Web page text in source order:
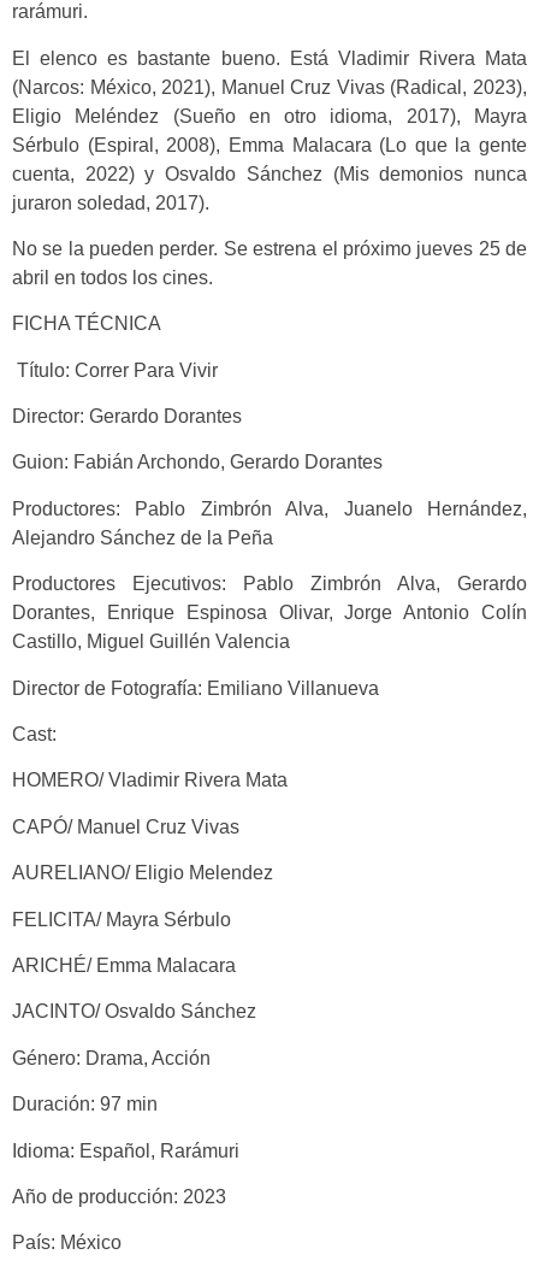
rarámuri.
El elenco es bastante bueno. Está Vladimir Rivera Mata
(Narcos: México, 2021), Manuel Cruz Vivas (Radical, 2023),
Eligio Meléndez (Sueño en otro idioma, 2017), Mayra
Sérbulo (Espiral, 2008), Emma Malacara (Lo que la gente
cuenta, 2022) y Osvaldo Sánchez (Mis demonios nunca
juraron soledad, 2017).
No se la pueden perder. Se estrena el próximo jueves 25 de
abril en todos los cines.
FICHA TÉCNICA
Título: Correr Para Vivir
Director: Gerardo Dorantes
Guion: Fabián Archondo, Gerardo Dorantes
Productores: Pablo Zimbrón Alva, Juanelo Hernández,
Alejandro Sánchez de la Peña
Productores Ejecutivos: Pablo Zimbrón Alva, Gerardo
Dorantes, Enrique Espinosa Olivar, Jorge Antonio Colín
Castillo, Miguel Guillén Valencia
Director de Fotografía: Emiliano Villanueva
Cast:
HOMERO/ Vladimir Rivera Mata
CAPÓ/ Manuel Cruz Vivas
AURELIANO/ Eligio Melendez
FELICITA/ Mayra Sérbulo
ARICHÉ/ Emma Malacara
JACINTO/ Osvaldo Sánchez
Género: Drama, Acción
Duración: 97 min
Idioma: Español, Rarámuri
Año de producción: 2023
País: México